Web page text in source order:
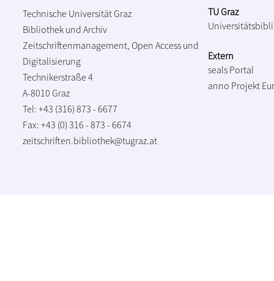
Technische Universität Graz
Bibliothek und Archiv
Zeitschriftenmanagement, Open Access und
Digitalisierung
Technikerstraße 4
A-8010 Graz
Tel: +43 (316) 873 - 6677
Fax: +43 (0) 316 - 873 - 6674
zeitschriften.bibliothek@tugraz.at
TU Graz
Extern
seals Portal
anno Projekt